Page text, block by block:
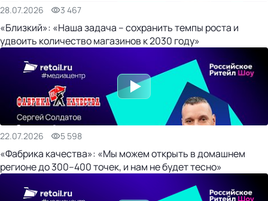
28.07.2026 3 467
«Близкий»: «Наша задача – сохранить темпы роста и
удвоить количество магазинов к 2030 году»
22.07.2026 5 598
«Фабрика качества»: «Мы можем открыть в домашнем
регионе до 300–400 точек, и нам не будет тесно»